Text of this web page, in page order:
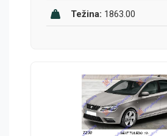
Težina: 1863.00